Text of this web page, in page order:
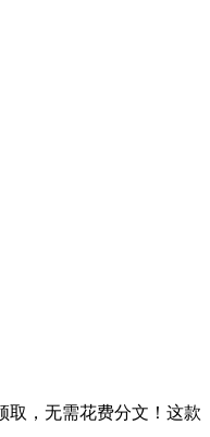
取，无需花费分文！这款